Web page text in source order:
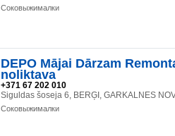
Соковыжималки
DEPO Mājai Dārzam
noliktava
+371 67 202 010
Siguldas šoseja 6, BERĢI, GARKALNES
Соковыжималки